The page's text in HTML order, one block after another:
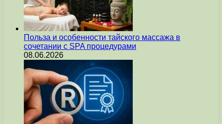
Польза и особенности тайского массажа в
сочетании с SPA процедурами
08.06.2026